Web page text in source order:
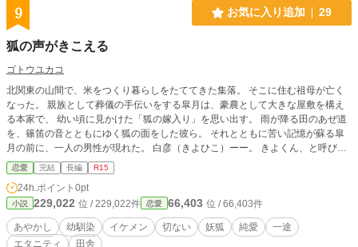
9 お気に入り追加 29
狐の声がきこえる
ゴトウユカコ
北関東の山間で、米をつくり暮らしをたててきた集落。 そこに住む祖母が亡く
なった。 親族として葬儀の手伝いをする皐月は、豪農として大きな屋敷を構え
る本家で、 幼い頃に見かけた「狐の嫁入り」を思い出す。 雨が降る田のあぜ道
を、篠笛の音とともにゆく狐の面をした彼ら。 それとともに苦い記憶が蘇る皐
月の前に、一人の男性が現れた。 白彦（きよひこ）ーー。 きよくん、と呼び、
本家に来た時だけ遊びまわった従兄弟であり、幼い頃の友達だ。 人目を惹かず
にはおれない美しい男性に成長した彼に、 皐月は気後れしながらも少しずつ昔
のように打ち解けていく。 そんな時にふと現れた、狐面で顔を隠した、小さな
男の子。 謎めいた言葉を残しながら、その子は裏庭の古い土蔵へと誘うーー
ー。 皐月を襲う新たな怪異。 山の神様が住まうという集落のシンボルでもある
お山。 ひたひたと皐月の日常に忍び寄る、悪意。 少しずつ思い出す、記憶の断
恋愛 完結 長編 R15
24h.ポイント 0pt
小説 229,022 位 / 229,022件 恋愛 66,403 位 / 66,403件
あやかし 幼馴染 イケメン 切ない 妖狐 純愛
一途
エタニティ
田舎